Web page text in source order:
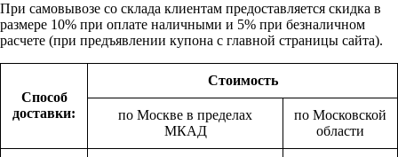
При самовывозе со склада клиентам предоставляется скидка в
размере 10% при оплате наличными и 5% при безналичном
расчете (при предъявлении купона с главной страницы сайта).
Способ
доставки:
Стоимость
по Москве в пределах
МКАД
по Московской
области